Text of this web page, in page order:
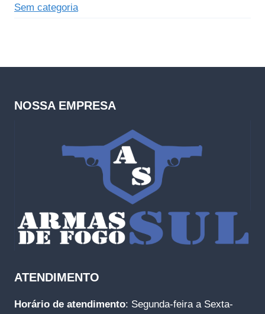
Sem categoria
NOSSA EMPRESA
ATENDIMENTO
Horário de atendimento: Segunda-feira a Sexta-